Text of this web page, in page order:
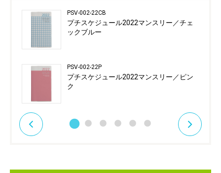
PSV-002-22CB
プチスケジュール2022マンスリー／チェ
ックブルー
PSV-002-22P
プチスケジュール2022マンスリー／ピン
ク